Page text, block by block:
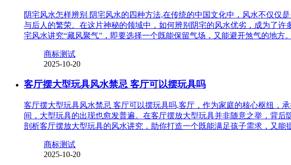
阴宅风水怎样辨别 阴宅风水的四种方法,在传统的中国文化中，风水不仅仅
与后人的繁荣。在这片神秘的领域中，如何辨别阴宅的风水优劣，成为了
宅风水讲究“藏风聚气”，即要选择一个既能保留气场，又能避开煞气的地
商标测试
2025-10-20
客厅摆大型玩具风水禁忌 客厅可以摆玩具吗
客厅摆大型玩具风水禁忌 客厅可以摆玩具吗,客厅，作为家庭的核心枢纽，
间，大型玩具的出现也愈发普遍。在客厅摆放大型玩具并非随意之举，背
剖析客厅摆放大型玩具的风水讲究，助你打造一个既能满足孩子需求，又
商标测试
2025-10-20